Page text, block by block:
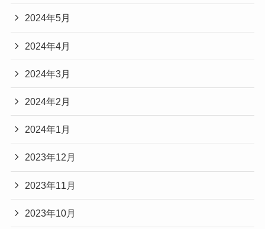
2024年5月
2024年4月
2024年3月
2024年2月
2024年1月
2023年12月
2023年11月
2023年10月